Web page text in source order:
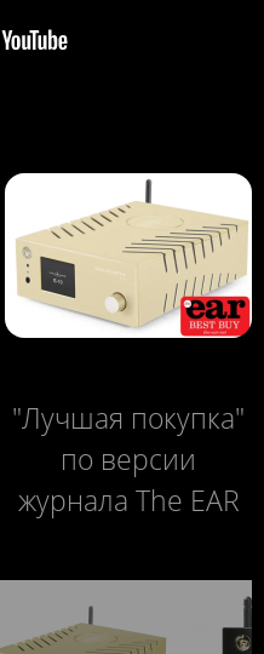
"Лучшая покупка"
по версии
журнала The EAR
цифрами